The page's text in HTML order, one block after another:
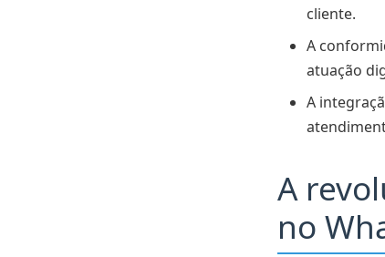
CRM e funil
O papel
Sistemas
advocacia?
Boas
cliente.
A
atuação
A
A
no